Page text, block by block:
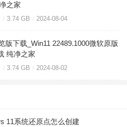
之家
3.74 GB 2024-08-04
版下载_Win11 22489.1000微软原版
纯净之家
3.74 GB 2024-08-02
11系统还原点怎么创建